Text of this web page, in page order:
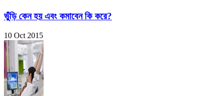
ভুঁড়ি কেন হয় এবং কমাবেন কি করে?
10 Oct 2015